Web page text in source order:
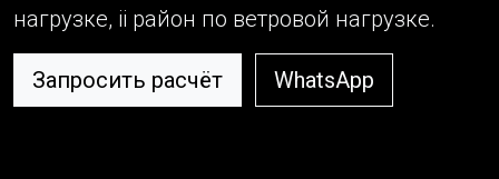
нагрузке, ii район по ветровой нагрузке.
Запросить расчёт WhatsApp